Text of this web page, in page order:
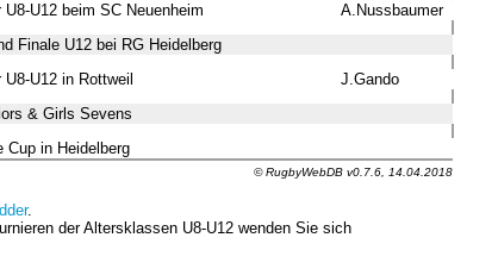
U12 beim SC Neuenheim
A.Nussbaumer
Finale U12 bei RG Heidelberg
U12 in Rottweil
J.Gando
& Girls Sevens
Cup in Heidelberg
© RugbyWebDB v0.7.6, 14.04.2018
.
der Altersklassen U8-U12 wenden Sie sich